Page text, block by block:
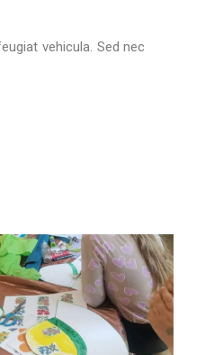
vehicula. Sed nec